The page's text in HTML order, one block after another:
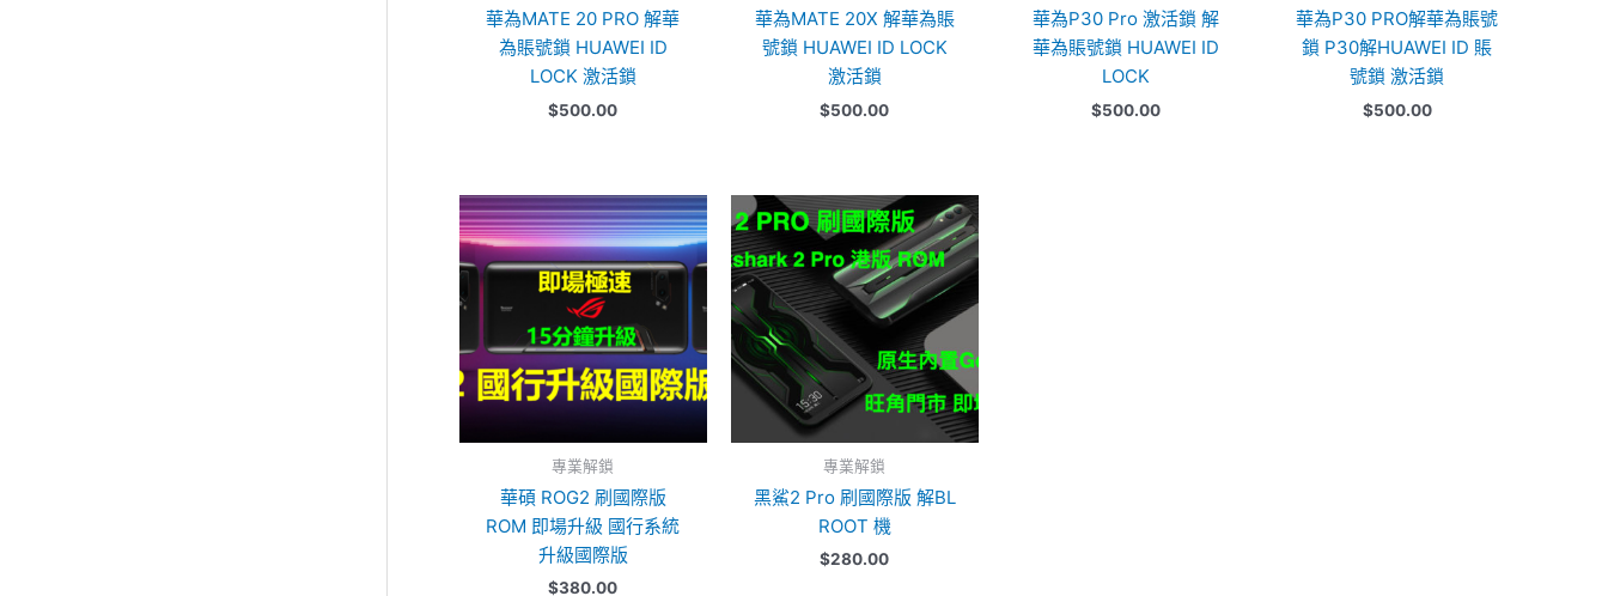
華為MATE 20 PRO 解華
為賬號鎖 HUAWEI ID
LOCK 激活鎖
$500.00
華為MATE 20X 解華為賬
號鎖 HUAWEI ID LOCK
激活鎖
$500.00
華為P30 Pro 激活鎖 解
華為賬號鎖 HUAWEI ID
LOCK
$500.00
華為P30 PRO解華為賬號
鎖 P30解HUAWEI ID 賬
號鎖 激活鎖
$500.00
專業解鎖
華碩 ROG2 刷國際版
ROM 即場升級 國行系統
升級國際版
$380.00
專業解鎖
黑鯊2 Pro 刷國際版 解BL
ROOT 機
$280.00